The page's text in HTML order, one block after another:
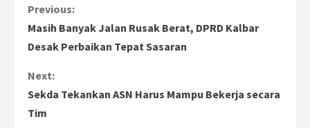
C
o
n
t
Previous:
Masih Banyak Jalan Rusak Berat, DPRD Kalbar
Desak Perbaikan Tepat Sasaran
Next:
Sekda Tekankan ASN Harus Mampu Bekerja secara
Tim